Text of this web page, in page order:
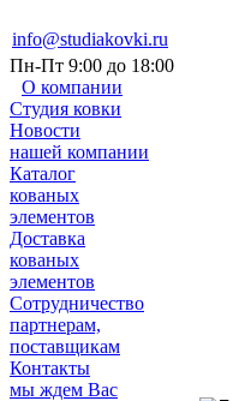
info@studiakovki.ru
Пн-Пт 9:00 до 18:00
О компании
Студия ковки
Новости
нашей компании
Каталог
кованых
элементов
Доставка
кованых
элементов
Сотрудничество
партнерам,
поставщикам
Контакты
мы ждем Вас